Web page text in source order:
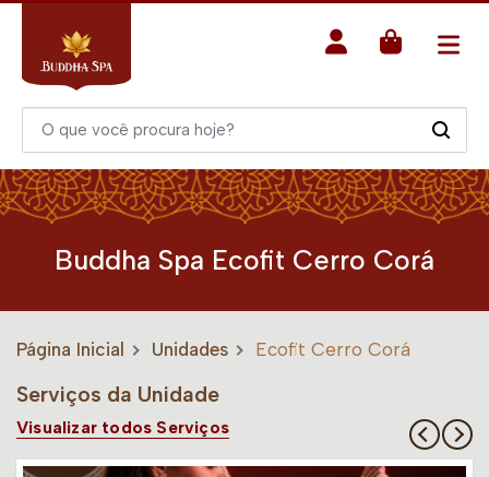
Buddha Spa Ecofit Cerro Corá
Página Inicial Unidades Ecofit Cerro Corá
Serviços da Unidade
Visualizar todos Serviços